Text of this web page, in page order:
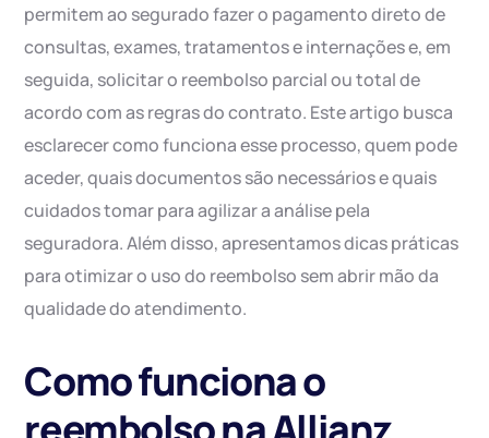
permitem ao segurado fazer o pagamento direto de
consultas, exames, tratamentos e internações e, em
seguida, solicitar o reembolso parcial ou total de
acordo com as regras do contrato. Este artigo busca
esclarecer como funciona esse processo, quem pode
aceder, quais documentos são necessários e quais
cuidados tomar para agilizar a análise pela
seguradora. Além disso, apresentamos dicas práticas
para otimizar o uso do reembolso sem abrir mão da
qualidade do atendimento.
Como funciona o